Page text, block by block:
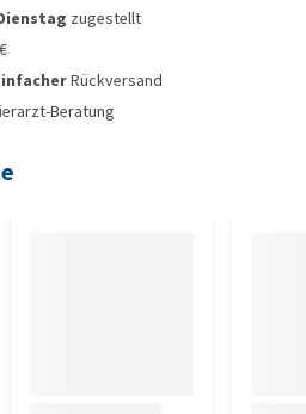
zugestellt
Rückversand
Beratung